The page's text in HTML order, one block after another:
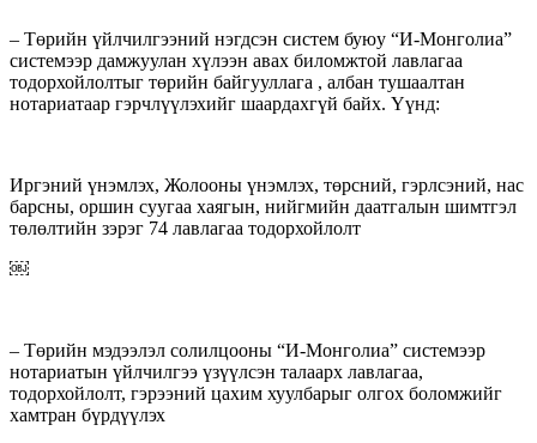
– Төрийн үйлчилгээний нэгдсэн систем буюу “И-Монголиа”
системээр дамжуулан хүлээн авах биломжтой лавлагаа
тодорхойлолтыг төрийн байгууллага , албан тушаалтан
нотариатаар гэрчлүүлэхийг шаардахгүй байх. Үүнд:
Иргэний үнэмлэх, Жолооны үнэмлэх, төрсний, гэрлсэний, нас
барсны, оршин суугаа хаягын, нийгмийн даатгалын шимтгэл
төлөлтийн зэрэг 74 лавлагаа тодорхойлолт
￼
– Төрийн мэдээлэл солилцооны “И-Монголиа” системээр
нотариатын үйлчилгээ үзүүлсэн талаарх лавлагаа,
тодорхойлолт, гэрээний цахим хуулбарыг олгох боломжийг
хамтран бүрдүүлэх